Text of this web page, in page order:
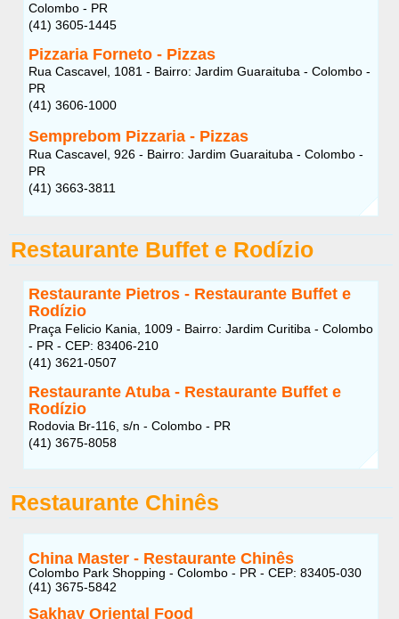
Colombo - PR
(41) 3605-1445
Pizzaria Forneto - Pizzas
Rua Cascavel, 1081 - Bairro: Jardim Guaraituba - Colombo -
PR
(41) 3606-1000
Semprebom Pizzaria - Pizzas
Rua Cascavel, 926 - Bairro: Jardim Guaraituba - Colombo -
PR
(41) 3663-3811
Restaurante Buffet e Rodízio
Restaurante Pietros - Restaurante Buffet e
Rodízio
Praça Felicio Kania, 1009 - Bairro: Jardim Curitiba - Colombo
- PR - CEP: 83406-210
(41) 3621-0507
Restaurante Atuba - Restaurante Buffet e
Rodízio
Rodovia Br-116, s/n - Colombo - PR
(41) 3675-8058
Restaurante Chinês
China Master - Restaurante Chinês
Colombo Park Shopping - Colombo - PR - CEP: 83405-030
(41) 3675-5842
Sakhay Oriental Food